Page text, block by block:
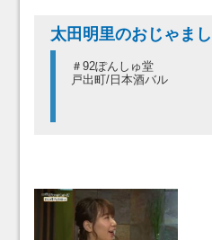
太田明里のおじゃま
＃92ぽんしゅ堂
戸出町/日本酒バル